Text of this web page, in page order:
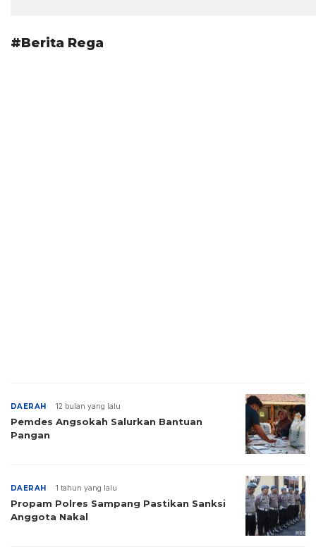
#Berita Rega
DAERAH 12 bulan yang lalu
Pemdes Angsokah Salurkan Bantuan
Pangan
DAERAH 1 tahun yang lalu
Propam Polres Sampang Pastikan Sanksi
Anggota Nakal